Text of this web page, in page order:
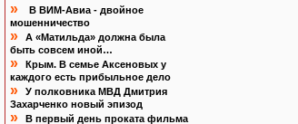
»
В ВИМ-Авиа - двойное
мошенничество
»
А «Матильда» должна была
быть совсем иной…
»
Крым. В семье Аксеновых у
каждого есть прибыльное дело
»
У полковника МВД Дмитрия
Захарченко новый эпизод
»
В первый день проката фильма